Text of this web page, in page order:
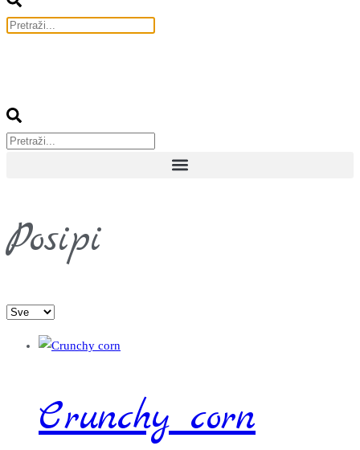
Posipi
Crunchy corn